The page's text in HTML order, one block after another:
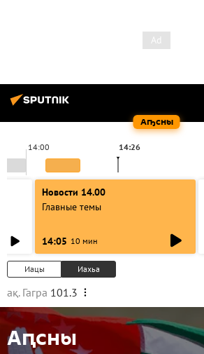
Аҧсны
14:00 14:26
Новости 14.00
Главные темы
14:05 10 мин
Иацы Иахьа
ақ. Гагра 101.3
Аԥсны